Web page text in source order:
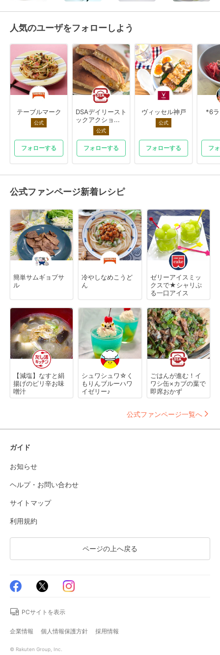
人気のユーザをフォローしよう
テーブルマーク
公式
フォローする
DSAデイリースト
ックアクショ...
公式
フォローする
ヴィッセル神戸
公式
フォローする
*6
フ
公式ファンページ新着レシピ
簡単サムギョプサ
ル
冷やしなめこうど
ん
ゼリーアイスミッ
クスで★シャリぷ
る一口アイス
【減塩】なすと絹
揚げのピリ辛お味
噌汁
シュワシュワ☆く
もりんブルーハワ
イゼリー♪
ごはんが進む！イ
ワシ缶×カブの葉で
即席おかず
公式ファンページ一覧へ
ガイド
お知らせ
ヘルプ・お問い合わせ
サイトマップ
利用規約
ページの上へ戻る
PCサイトを表示
企業情報 個人情報保護方針 採用情報
© Rakuten Group, Inc.